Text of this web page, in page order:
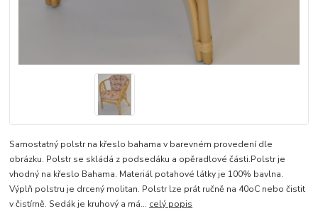
Samostatný polstr na křeslo bahama v barevném provedení dle
obrázku. Polstr se skládá z podsedáku a opěradlové části.Polstr je
vhodný na křeslo Bahama. Materiál potahové látky je 100% bavlna.
Výplň polstru je drcený molitan. Polstr lze prát ručně na 40oC nebo čistit
v čistírně. Sedák je kruhový a má... celý popis